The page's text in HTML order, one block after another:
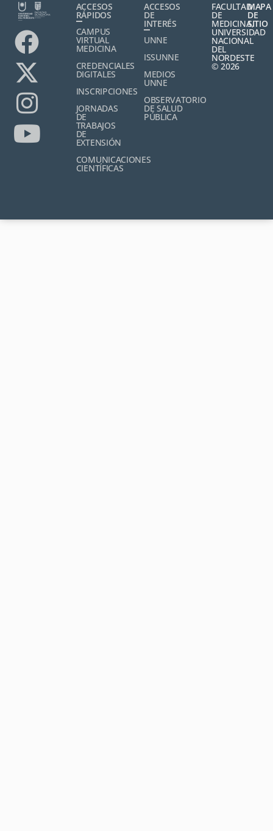
ACCESOS
RÁPIDOS
CAMPUS
VIRTUAL
MEDICINA
CREDENCIALES
DIGITALES
INSCRIPCIONES
JORNADAS
DE
TRABAJOS
DE
EXTENSIÓN
COMUNICACIONES
CIENTÍFICAS
ACCESOS
DE
INTERÉS
UNNE
ISSUNNE
MEDIOS
UNNE
OBSERVATORIO
DE SALUD
PÚBLICA
FACULTAD
DE
MEDICINA,
UNIVERSIDAD
NACIONAL
DEL
NORDESTE
© 2026
MAPA
DE
SITIO